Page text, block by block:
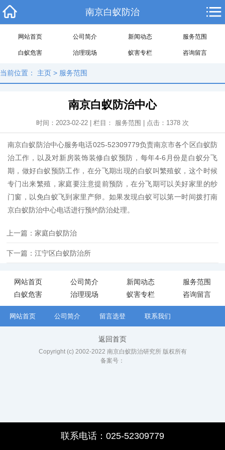
南京白蚁防治
网站首页 公司简介 新闻动态 服务范围
白蚁危害 治理现场 蚁害专栏 咨询留言
当前位置： 主页 > 服务范围
南京白蚁防治中心
时间：2023-02-22 | 栏目： 服务范围 | 点击： 1378 次
南京白蚁防治中心服务电话025-52309779负责南京市各个区白蚁防
治工作，以及对新房装饰装修白蚁预防，每年4-6月份是白蚁分飞
期，做好白蚁预防工作，在分飞期出现的白蚁叫繁殖蚁，这个时候
专门出来繁殖，家庭要注意提前预防，在分飞期可以关好家里的纱
门窗，以免白蚁飞到家里产卵。如果发现白蚁可以第一时间拨打南
京白蚁防治中心电话进行预约防治处理。
上一篇：家庭白蚁防治
下一篇：江宁区白蚁防治所
网站首页 公司简介 新闻动态
服务范围
白蚁危害
治理现场 蚁害专栏 咨询留言
网站首页 公司简介 留言选登 联系我们
返回首页
Copyright (c) 2002-2022 南京白蚁防治研究所 版权所有
备案号：
联系电话：025-52309779